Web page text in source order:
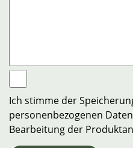
Ich stimme der
personenbezogenen
Bearbeitung der